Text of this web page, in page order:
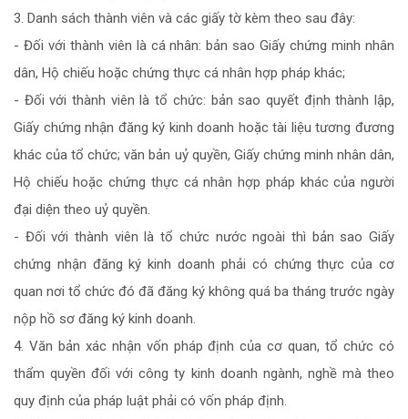
3. Danh sách thành viên và các giấy tờ kèm theo sau đây:
- Đối với thành viên là cá nhân: bản sao Giấy chứng minh nhân
dân, Hộ chiếu hoặc chứng thực cá nhân hợp pháp khác;
- Đối với thành viên là tổ chức: bản sao quyết định thành lập,
Giấy chứng nhận đăng ký kinh doanh hoặc tài liệu tương đương
khác của tổ chức; văn bản uỷ quyền, Giấy chứng minh nhân dân,
Hộ chiếu hoặc chứng thực cá nhân hợp pháp khác của người
đại diện theo uỷ quyền.
- Đối với thành viên là tổ chức nước ngoài thì bản sao Giấy
chứng nhận đăng ký kinh doanh phải có chứng thực của cơ
quan nơi tổ chức đó đã đăng ký không quá ba tháng trước ngày
nộp hồ sơ đăng ký kinh doanh.
4. Văn bản xác nhận vốn pháp định của cơ quan, tổ chức có
thẩm quyền đối với công ty kinh doanh ngành, nghề mà theo
quy định của pháp luật phải có vốn pháp định.